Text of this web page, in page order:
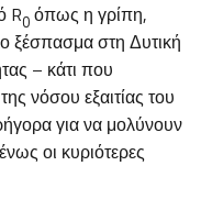
R0 όπως η γρίπη,
ξέσπασμα στη Δυτική
– κάτι που
νόσου εξαιτίας του
για να μολύνουν
οι κυριότερες